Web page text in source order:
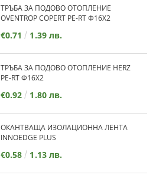
ТРЪБА ЗА ПОДОВО ОТОПЛЕНИЕ
OVENTROP COPERT PE-RT Ф16Х2
€0.71 1.39 лв.
ТРЪБА ЗА ПОДОВО ОТОПЛЕНИЕ HERZ
PE-RT Ф16Х2
€0.92 1.80 лв.
ОКАНТВАЩА ИЗОЛАЦИОННА ЛЕНТА
INNOEDGE PLUS
€0.58 1.13 лв.